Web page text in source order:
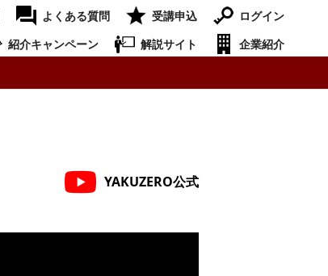
よくある質問 受講申込
ログイン
紹介キャンペーン 解説サイト
企業紹介
YAKUZERO公式